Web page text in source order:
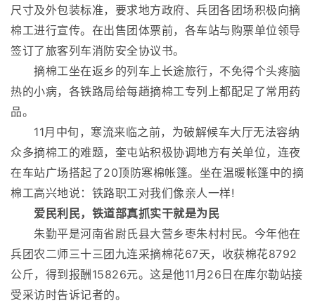
尺寸及外包装标准，要求地方政府、兵团各团场积极向摘
棉工进行宣传。在出售团体票前，各车站与购票单位领导
签订了旅客列车消防安全协议书。
摘棉工坐在返乡的列车上长途旅行，不免得个头疼脑
热的小病，各铁路局给每趟摘棉工专列上都配足了常用药
品。
11月中旬，寒流来临之前，为破解候车大厅无法容纳
众多摘棉工的难题，奎屯站积极协调地方有关单位，连夜
在车站广场搭起了20顶防寒棉帐篷。坐在温暖帐篷中的摘
棉工高兴地说：铁路职工对我们像亲人一样!
爱民利民，铁道部真抓实干就是为民
朱勤平是河南省尉氏县大营乡枣朱村村民。今年他在
兵团农二师三十三团九连采摘棉花67天，收获棉花8792
公斤，得到报酬15826元。这是他11月26日在库尔勒站接
受采访时告诉记者的。